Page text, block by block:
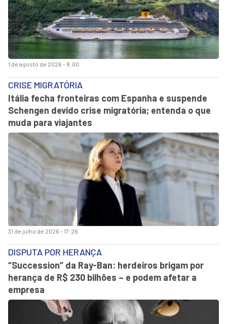
1 de agosto de 2026 - 8:00
31 de julho de 2026 - 17:26
CRISE MIGRATÓRIA
Itália fecha fronteiras com Espanha e suspende
Schengen devido crise migratória; entenda o que
muda para viajantes
DISPUTA POR HERANÇA
“Succession” da Ray-Ban: herdeiros brigam por
herança de R$ 230 bilhões – e podem afetar a
empresa